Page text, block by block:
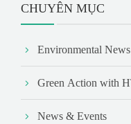
CHUYÊN MỤC
Environmental News
Green Action with
News & Events